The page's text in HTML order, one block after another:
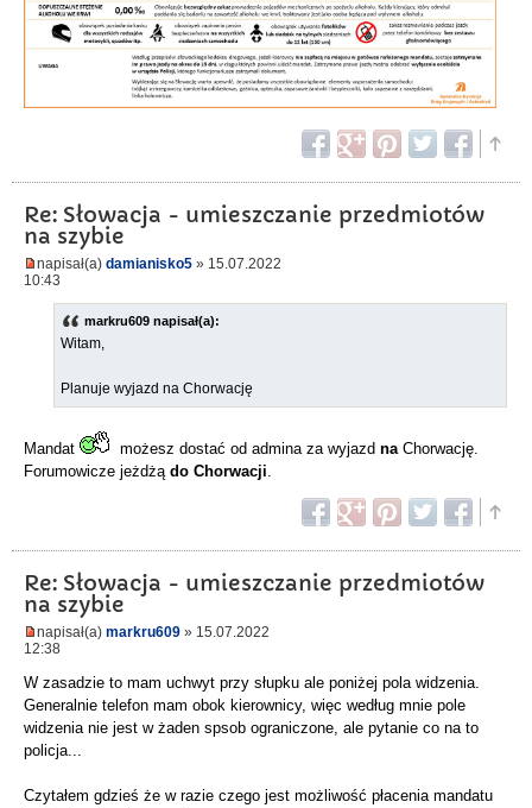
Re: Słowacja - umieszczanie przedmiotów
na szybie
napisał(a) damianisko5 » 15.07.2022
10:43
markru609 napisał(a):
Witam,
Planuje wyjazd na Chorwację
Mandat możesz dostać od admina za wyjazd naChorwację.
Forumowicze jeżdżą do Chorwacji.
Re: Słowacja - umieszczanie przedmiotów
na szybie
napisał(a) markru609 » 15.07.2022
12:38
W zasadzie to mam uchwyt przy słupku ale poniżej pola widzenia.
Generalnie telefon mam obok kierownicy, więc według mnie pole
widzenia nie jest w żaden spsob ograniczone, ale pytanie co na to
policja...
Czytałem gdzieś że w razie czego jest możliwość płacenia mandatu